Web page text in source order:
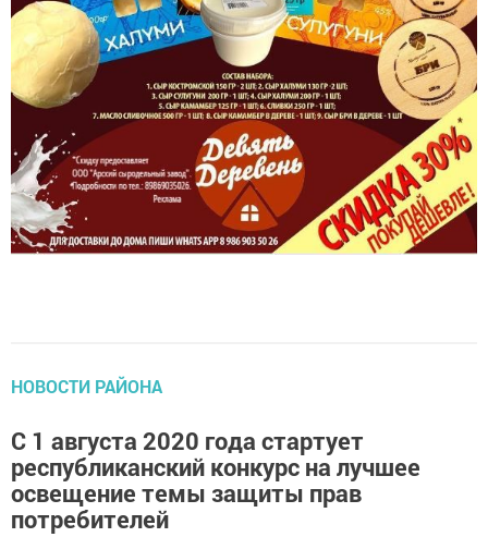
НОВОСТИ РАЙОНА
С 1 августа 2020 года стартует
республиканский конкурс на лучшее
освещение темы защиты прав
потребителей